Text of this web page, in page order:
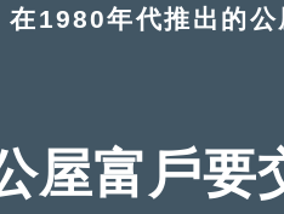
1980年代推出的
屋富戶要